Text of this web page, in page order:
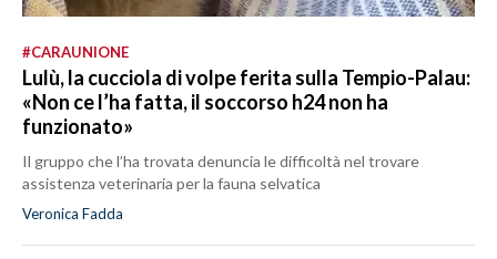
#CARAUNIONE
Lulù, la cucciola di volpe ferita sulla Tempio-Palau:
«Non ce l’ha fatta, il soccorso h24 non ha
funzionato»
Il gruppo che l’ha trovata denuncia le difficoltà nel trovare
assistenza veterinaria per la fauna selvatica
Veronica Fadda